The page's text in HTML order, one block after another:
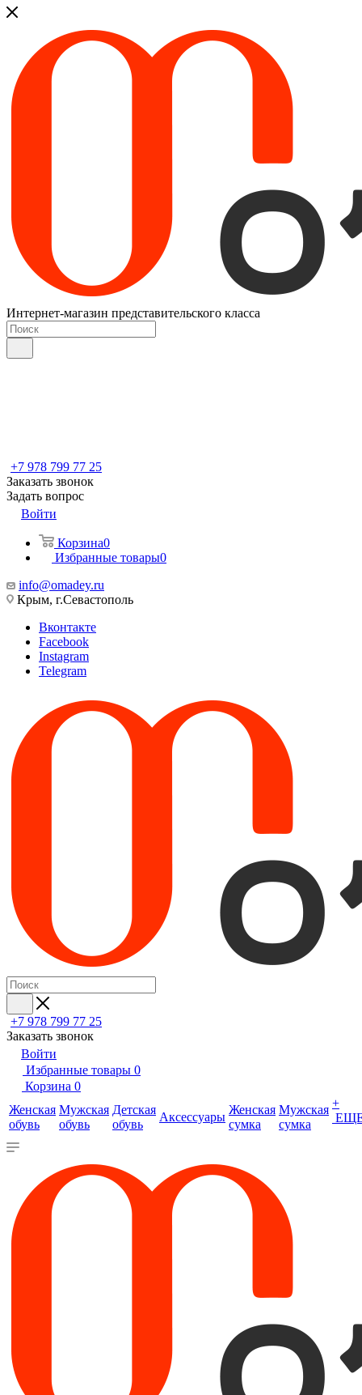
Интернет-магазин представительского класса
+7 978 799 77 25
Заказать звонок
Задать вопрос
Войти
Корзина0
Избранные товары0
info@omadey.ru
Крым, г.Севастополь
Вконтакте
Facebook
Instagram
Telegram
+7 978 799 77 25
Заказать звонок
Войти
Избранные товары 0
Корзина 0
Женская
обувь
Мужская
обувь
Детская
обувь
Аксессуары
Женская
сумка
Мужская
сумка
+